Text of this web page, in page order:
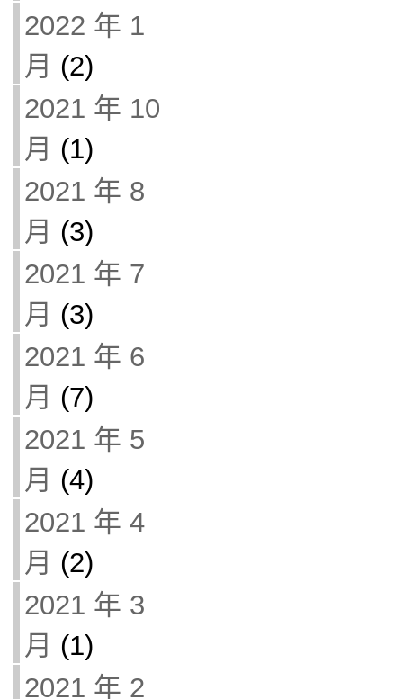
2022 年 1
月 (2)
2021 年 10
月 (1)
2021 年 8
月 (3)
2021 年 7
月 (3)
2021 年 6
月 (7)
2021 年 5
月 (4)
2021 年 4
月 (2)
2021 年 3
月 (1)
2021 年 2